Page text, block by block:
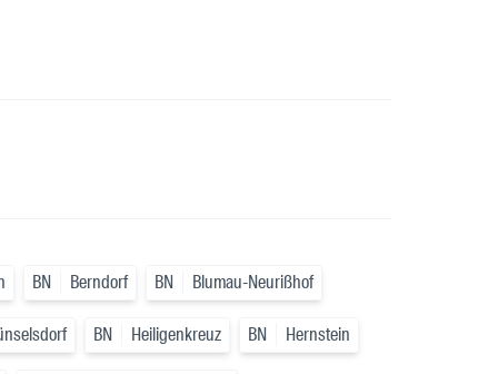
BN Berndorf BN Blumau-Neurißhof
BN Heiligenkreuz BN Hernstein